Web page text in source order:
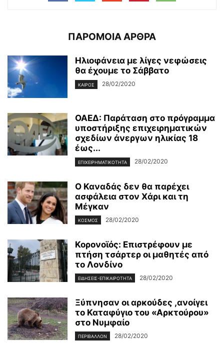
ΠΑΡΟΜΟΙΑ ΑΡΘΡΑ
Ηλιοφάνεια με λίγες νεφώσεις
θα έχουμε το Σάββατο
ΚΑΙΡΌΣ 28/02/2020
ΟΑΕΔ: Παράταση στο πρόγραμμα
υποστήριξης επιχειρηματικών
σχεδίων άνεργων ηλικίας 18
έως...
ΕΠΙΧΕΙΡΗΜΑΤΙΚΌΤΗΤΑ 28/02/2020
Ο Καναδάς δεν θα παρέχει
ασφάλεια στον Χάρι και τη
Μέγκαν
ΚΌΣΜΟΣ 28/02/2020
Κορονοϊός: Επιστρέφουν με
πτήση τσάρτερ οι μαθητές από
το Λονδίνο
ΕΙΔΉΣΕΙΣ-ΕΠΙΚΑΙΡΌΤΗΤΑ 28/02/2020
Ξύπνησαν οι αρκούδες ,ανοίγει
το Καταφύγιο του «Αρκτούρου»
στο Νυμφαίο
ΠΕΡΙΒΆΛΛΟΝ 28/02/2020